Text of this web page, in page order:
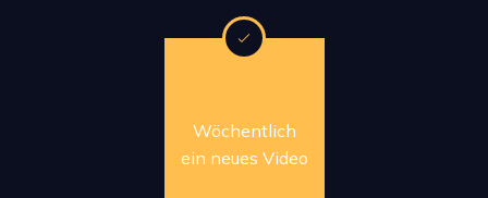
Wöchentlich
ein neues Video